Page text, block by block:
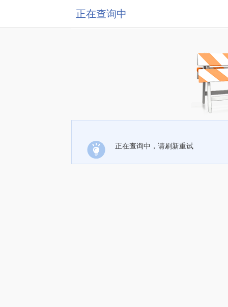
正在查询中
正在查询中，请刷新重试